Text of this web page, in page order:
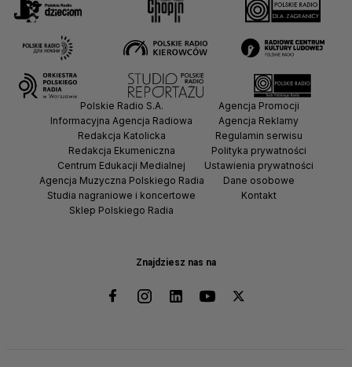
Znajdziesz nas na
Polskie Radio S.A.
Informacyjna Agencja Radiowa
Redakcja Katolicka
Redakcja Ekumeniczna
Centrum Edukacji Medialnej
Agencja Muzyczna Polskiego Radia
Studia nagraniowe i koncertowe
Sklep Polskiego Radia
Agencja Promocji
Agencja Reklamy
Regulamin serwisu
Polityka prywatności
Ustawienia prywatności
Dane osobowe
Kontakt